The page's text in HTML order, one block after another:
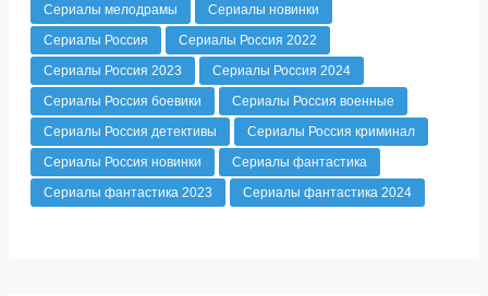
Сериалы мелодрамы
Сериалы новинки
Сериалы Россия
Сериалы Россия 2022
Сериалы Россия 2023
Сериалы Россия 2024
Сериалы Россия боевики
Сериалы Россия военные
Сериалы Россия детективы
Сериалы Россия криминал
Сериалы Россия новинки
Сериалы фантастика
Сериалы фантастика 2023
Сериалы фантастика 2024